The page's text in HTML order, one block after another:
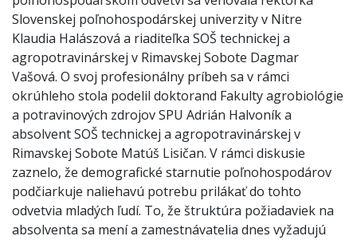
Slovenskej poľnohospodárskej univerzity v Nitre
Klaudia Halászová a riaditeľka SOŠ technickej a
agropotravinárskej v Rimavskej Sobote Dagmar
Vašová. O svoj profesionálny príbeh sa v rámci
okrúhleho stola podelil doktorand Fakulty agrobiológie
a potravinových zdrojov SPU Adrián Halvoník a
absolvent SOŠ technickej a agropotravinárskej v
Rimavskej Sobote Matúš Lisičan. V rámci diskusie
zaznelo, že demografické starnutie poľnohospodárov
podčiarkuje naliehavú potrebu prilákať do tohto
odvetvia mladých ľudí. To, že štruktúra požiadaviek na
absolventa sa mení a zamestnávatelia dnes vyžadujú